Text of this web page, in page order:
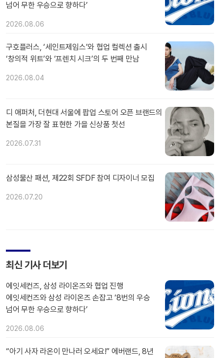
넘어 무한 우승으로 향하다’
2026.08.06
구호플러스, ‘세인트제임스’와 협업 컬렉션 출시
‘창의적 위트’와 ‘프렌치 시크’의 두 번째 만남
2026.08.04
디 애퍼처, 더현대 서울에 팝업 스토어 오픈 브랜드의
본질을 가장 잘 표현한 가을 신상품 첫선
2026.07.31
삼성물산 패션, 제22회 SFDF 참여 디자이너 모집
2026.07.20
최신 기사 더보기
에잇세컨즈, 삼성 라이온즈와 협업 진행
에잇세컨즈와 삼성 라이온즈 손잡고 ‘8번의 우승
넘어 무한 우승으로 향하다’
2026.08.06
“아기 사자 라온이 만나러 오세요!” 에버랜드, 8년